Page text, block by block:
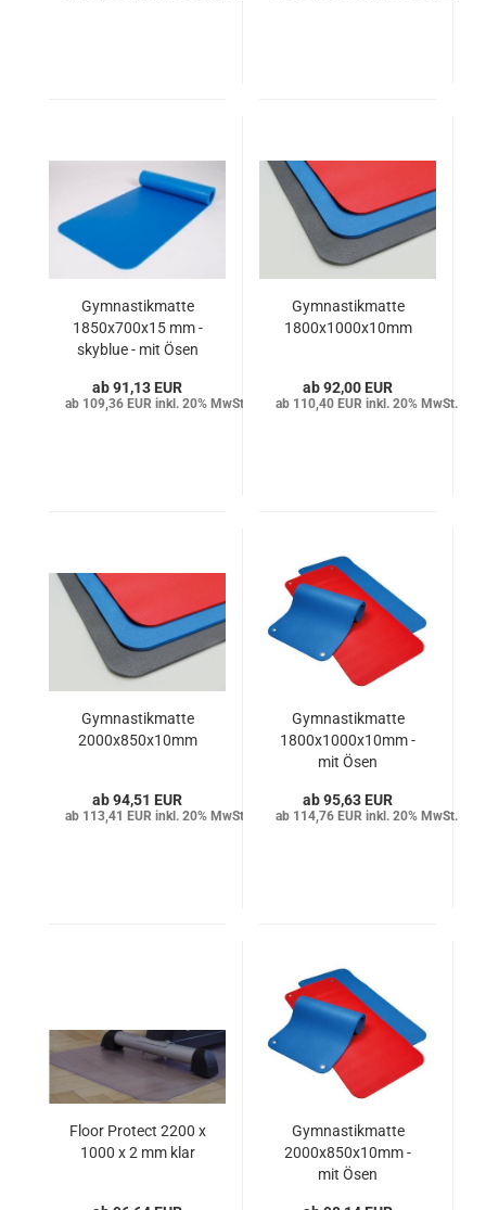
Gymnastikmatte
1850x700x15 mm -
skyblue - mit Ösen
91,13 EUR
109,36 EUR inkl. 20% MwSt.
Gymnastikmatte
1800x1000x10mm
92,00 EUR
110,40 EUR inkl. 20% MwSt.
Gymnastikmatte
2000x850x10mm
94,51 EUR
113,41 EUR inkl. 20% MwSt.
Gymnastikmatte
1800x1000x10mm -
mit Ösen
95,63 EUR
114,76 EUR inkl. 20% MwSt.
Floor Protect 2200 x
1000 x 2 mm klar
Gymnastikmatte
2000x850x10mm -
mit Ösen